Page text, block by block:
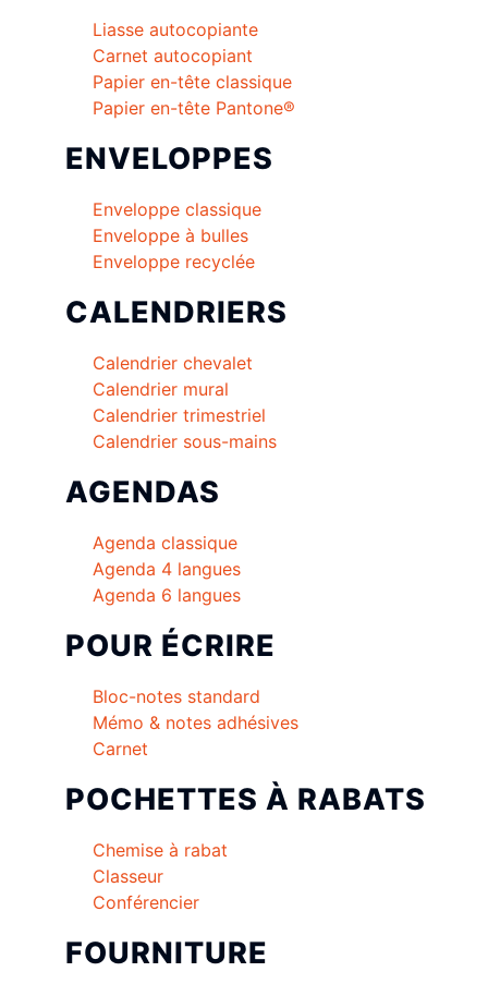
Liasse autocopiante
Carnet autocopiant
Papier en-tête classique
Papier en-tête Pantone®
ENVELOPPES
Enveloppe classique
Enveloppe à bulles
Enveloppe recyclée
CALENDRIERS
Calendrier chevalet
Calendrier mural
Calendrier trimestriel
Calendrier sous-mains
AGENDAS
Agenda classique
Agenda 4 langues
Agenda 6 langues
POUR ÉCRIRE
Bloc-notes standard
Mémo & notes adhésives
Carnet
POCHETTES À RABATS
Chemise à rabat
Classeur
Conférencier
FOURNITURE